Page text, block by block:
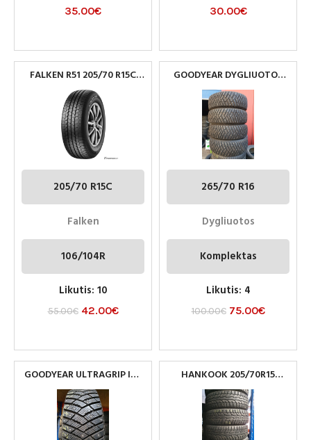
35.00€ 30.00€
FALKEN R51 205/70 R15C
106/104R KOMERCINES
PADANGOS
205/70 R15C
Falken
106/104R
Likutis: 10
55.00€ 42.00€
GOODYEAR DYGLIUOTOS
265/70R16
265/70 R16
Dygliuotos
Komplektas
Likutis: 4
100.00€ 75.00€
GOODYEAR ULTRAGRIP ICE
ARCTIC 225/70R16
PADANGOS
HANKOOK 205/70R15
NAUDOTOS PADANGOS